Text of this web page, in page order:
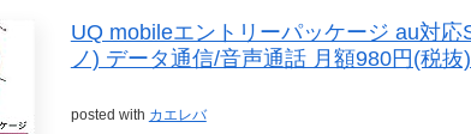
UQ mobileエントリーパッケージ au対
ノ) データ通信/音声通話 月額980円(税
posted with カエレバ